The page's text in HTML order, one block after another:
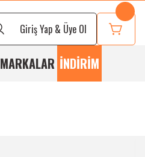
Giriş Yap & Üye Ol
MARKALAR İNDİRİM